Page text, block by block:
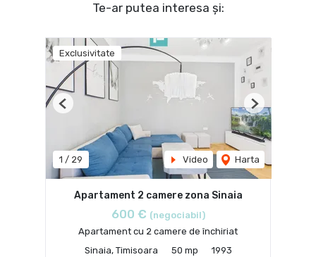
Te-ar putea interesa și:
Exclusivitate
1 / 29 Video Harta
Previous Next
Apartament 2 camere zona Sinaia
600 € (negociabil)
Apartament cu 2 camere de închiriat
Sinaia, Timisoara
50 mp 1993